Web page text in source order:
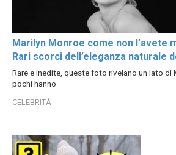
Marilyn Monroe come non l’avete
Rari scorci dell’eleganza naturale
Rare e inedite, queste foto rivelano un lato di
pochi hanno
CELEBRITÀ